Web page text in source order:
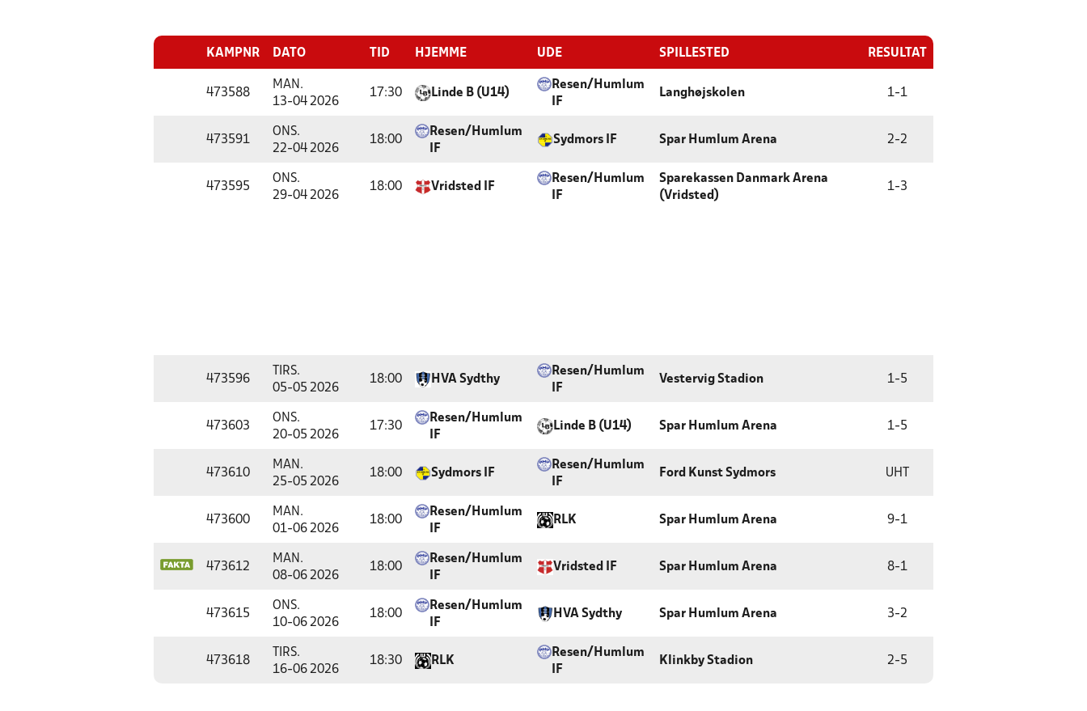
KAMPNR DATO TID HJEMME UDE SPILLESTED RESULTAT
473588
MAN.
13-04 2026
17:30 Linde B (U14)
Resen/Humlum
IF
Langhøjskolen 1-1
473591
ONS.
22-04 2026
18:00
Resen/Humlum
IF
Sydmors IF Spar Humlum Arena 2-2
473595
ONS.
29-04 2026
18:00 Vridsted IF
Resen/Humlum
IF
Sparekassen Danmark Arena
(Vridsted)
1-3
473596
TIRS.
05-05 2026
18:00 HVA Sydthy
Resen/Humlum
IF
Vestervig Stadion 1-5
473603
ONS.
20-05 2026
17:30
Resen/Humlum
IF
Linde B (U14) Spar Humlum Arena 1-5
473610
MAN.
25-05 2026
18:00 Sydmors IF
Resen/Humlum
IF
Ford Kunst Sydmors UHT
473600
MAN.
01-06 2026
18:00
Resen/Humlum
IF
RLK Spar Humlum Arena 9-1
473612
MAN.
08-06 2026
18:00
Resen/Humlum
IF
Vridsted IF Spar Humlum Arena 8-1
473615
ONS.
10-06 2026
18:00
Resen/Humlum
IF
HVA Sydthy Spar Humlum Arena 3-2
473618
TIRS.
16-06 2026
18:30 RLK
Resen/Humlum
IF
Klinkby Stadion 2-5